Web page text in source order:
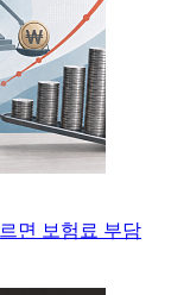
면 보험료 부담